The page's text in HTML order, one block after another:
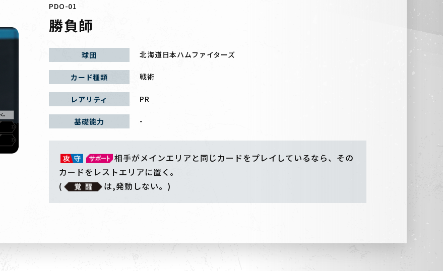
PDO-01
勝負師
球団 北海道日本ハムファイターズ
カード種類 戦術
レアリティ PR
基礎能力 -
相手がメインエリアと同じカードをプレイしているなら、その
カードをレストエリアに置く。
(
は,発動しない。)